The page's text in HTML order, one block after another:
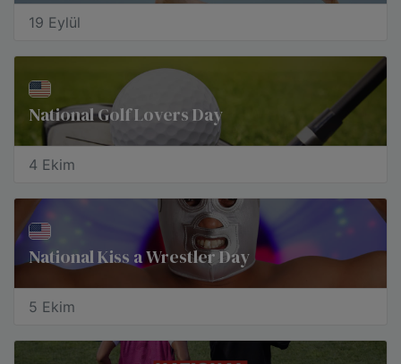
19 Eylül
National Golf Lovers Day
4 Ekim
National Kiss a Wrestler Day
5 Ekim